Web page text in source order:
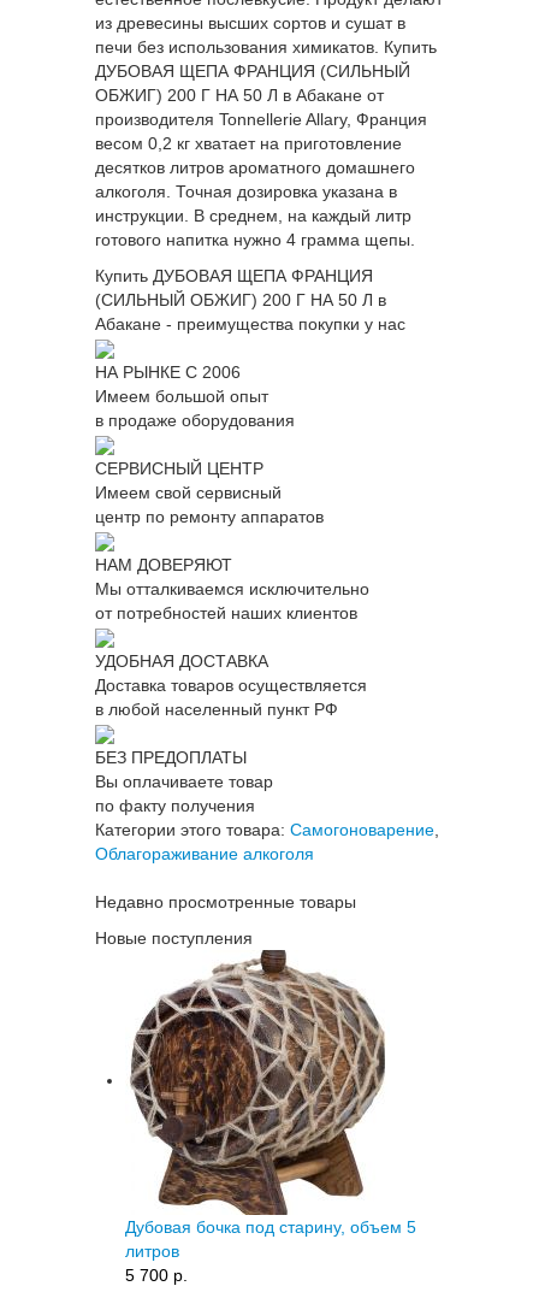
из древесины высших сортов и сушат в
печи без использования химикатов. Купить
ДУБОВАЯ ЩЕПА ФРАНЦИЯ (СИЛЬНЫЙ
ОБЖИГ) 200 Г НА 50 Л в Абакане от
производителя Tonnellerie Allary, Франция
весом 0,2 кг хватает на приготовление
десятков литров ароматного домашнего
алкоголя. Точная дозировка указана в
инструкции. В среднем, на каждый литр
готового напитка нужно 4 грамма щепы.
Купить ДУБОВАЯ ЩЕПА ФРАНЦИЯ
(СИЛЬНЫЙ ОБЖИГ) 200 Г НА 50 Л в
Абакане - преимущества покупки у нас
НА РЫНКЕ С 2006
Имеем большой опыт
в продаже оборудования
СЕРВИСНЫЙ ЦЕНТР
Имеем свой сервисный
центр по ремонту аппаратов
НАМ ДОВЕРЯЮТ
Мы отталкиваемся исключительно
от потребностей наших клиентов
УДОБНАЯ ДОСТАВКА
Доставка товаров осуществляется
в любой населенный пункт РФ
БЕЗ ПРЕДОПЛАТЫ
Вы оплачиваете товар
по факту получения
Категории этого товара: Самогоноварение
Облагораживание алкоголя
Недавно просмотренные товары
Новые поступления
Дубовая бочка под старину, объем 5
литров
5 700 p.